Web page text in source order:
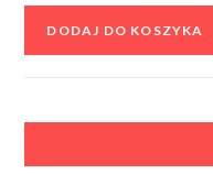
DODAJ DO KOSZYKA